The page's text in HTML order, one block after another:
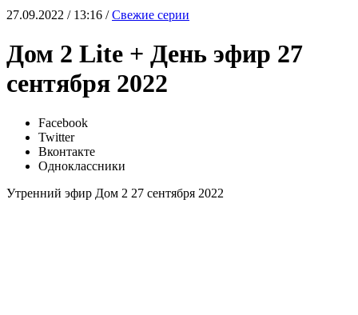
27.09.2022 / 13:16 /Свежие серии
Дом 2 Lite + День эфир 27
сентября 2022
Facebook
Twitter
Вконтакте
Одноклассники
Утренний эфир Дом 2 27 сентября 2022